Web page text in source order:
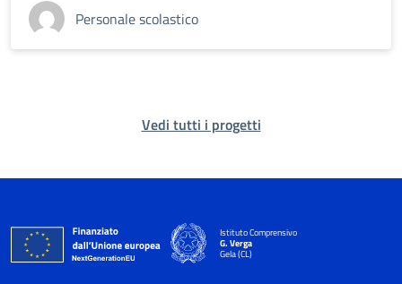
Personale scolastico
Vedi tutti i progetti
Istituto Comprensivo
G. Verga
Gela (CL)